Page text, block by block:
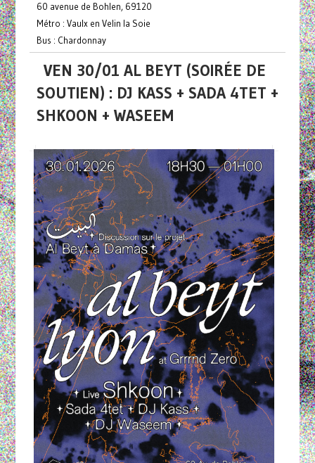
60 avenue de Bohlen, 69120
Métro : Vaulx en Velin la Soie
Bus : Chardonnay
VEN 30/01 AL BEYT (SOIRÉE DE
SOUTIEN) : DJ KASS + SADA 4TET +
SHKOON + WASEEM